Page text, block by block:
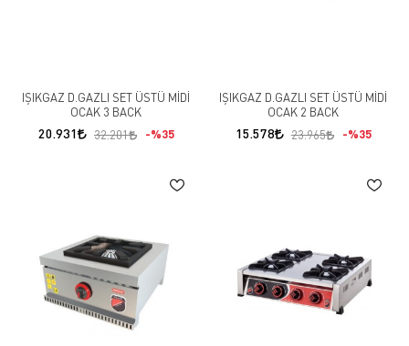
IŞIKGAZ D.GAZLI SET ÜSTÜ MİDİ
OCAK 3 BACK
20.931 32.201 %35
IŞIKGAZ D.GAZLI SET ÜSTÜ MİDİ
OCAK 2 BACK
15.578 23.965 %35